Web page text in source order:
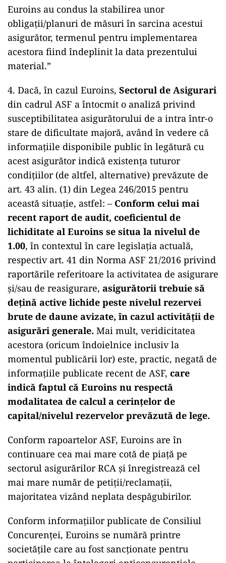
Euroins au condus la stabilirea unor
obligații/planuri de măsuri în sarcina acestui
asigurător, termenul pentru implementarea
acestora fiind îndeplinit la data prezentului
material.”
4. Dacă, în cazul Euroins, Sectorul de Asigurari
din cadrul ASF a întocmit o analiză privind
susceptibilitatea asigurătorului de a intra într-o
stare de dificultate majoră, având în vedere că
informațiile disponibile public în legătură cu
acest asigurător indică existența tuturor
condițiilor (de altfel, alternative) prevăzute de
art. 43 alin. (1) din Legea 246/2015 pentru
această situație, astfel: – Conform celui mai
recent raport de audit, coeficientul de
lichiditate al Euroins se situa la nivelul de
1.00, în contextul în care legislația actuală,
respectiv art. 41 din Norma ASF 21/2016 privind
raportările referitoare la activitatea de asigurare
şi/sau de reasigurare, asigurătorii trebuie să
deţină active lichide peste nivelul rezervei
brute de daune avizate, în cazul activităţii de
asigurări generale. Mai mult, veridicitatea
acestora (oricum îndoielnice inclusiv la
momentul publicării lor) este, practic, negată de
informațiile publicate recent de ASF, care
indică faptul că Euroins nu respectă
modalitatea de calcul a cerințelor de
capital/nivelul rezervelor prevăzută de lege.
Conform rapoartelor ASF, Euroins are în
continuare cea mai mare cotă de piață pe
sectorul asigurărilor RCA și înregistrează cel
mai mare număr de petiții/reclamații,
majoritatea vizând neplata despăgubirilor.
Conform informațiilor publicate de Consiliul
Concurenței, Euroins se numără printre
societățile care au fost sancționate pentru